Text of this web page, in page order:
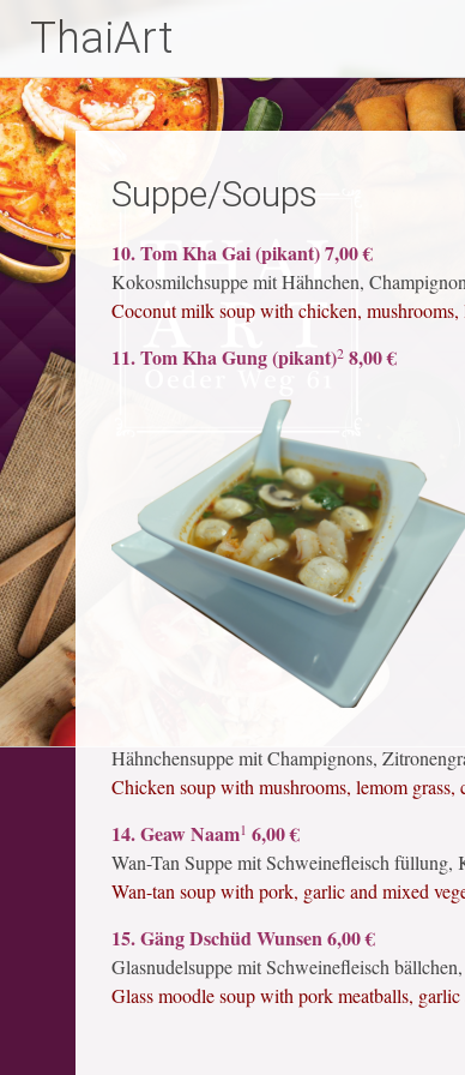
Zum
Inhalt
springen
ThaiArt
Suppe/Soups
10. Tom Kha Gai (pikant) 7,00 €
Kokosmilchsuppe mit Hähnchen,
Coconut milk soup with chicken,
11. Tom Kha Gung (pikant)2 8,00 €
Hähnchensuppe mit Champignons,
Chicken soup with mushrooms, lemom
14. Geaw Naam1 6,00 €
Wan-Tan Suppe mit Schweinefleisch füllung,
Wan-tan soup with pork, garlic and mixed
15. Gäng Dschüd Wunsen 6,00 €
Glasnudelsuppe mit Schweinefleisch
Glass moodle soup with pork meatballs, garlic